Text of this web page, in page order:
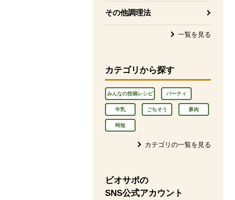
その他調理法
一覧を見る
カテゴリから探す
みんなの投稿レシピ パーティ
牛乳 ごちそう 豚肉
時短
カテゴリの一覧を見る
ビオサポの
SNS公式アカウント